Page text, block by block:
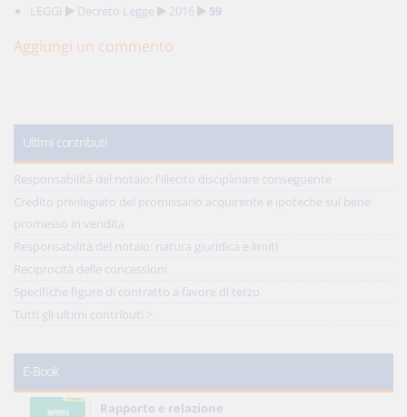
LEGGI Decreto Legge 2016 59
Aggiungi un commento
Ultimi contributi
Responsabilità del notaio: l'illecito disciplinare conseguente
Credito privilegiato del promissario acquirente e ipoteche sul bene
promesso in vendita
Responsabilità del notaio: natura giuridica e limiti
Reciprocità delle concessioni
Specifiche figure di contratto a favore di terzo
Tutti gli ultimi contributi >
E-Book
Rapporto e relazione